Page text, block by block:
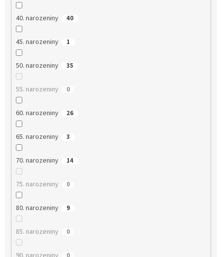
40. narozeniny 40
45. narozeniny 1
50. narozeniny 35
55. narozeniny 0
60. narozeniny 26
65. narozeniny 3
70. narozeniny 14
75. narozeniny 0
80. narozeniny 9
85. narozeniny 0